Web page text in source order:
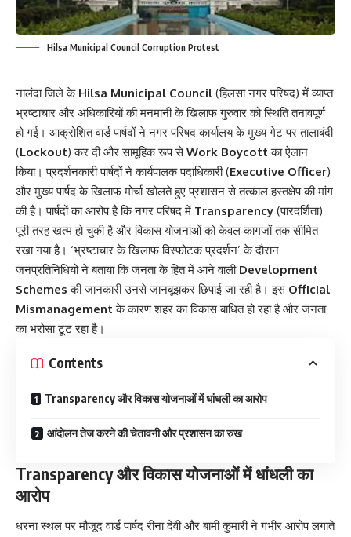
Hilsa Municipal Council Corruption Protest
नालंदा जिले के Hilsa Municipal Council (हिलसा नगर परिषद) में व्याप्त
भ्रष्टाचार और अधिकारियों की मनमानी के खिलाफ गुरुवार को स्थिति तनावपूर्ण
हो गई। आक्रोशित वार्ड पार्षदों ने नगर परिषद कार्यालय के मुख्य गेट पर तालाबंदी
(Lockout) कर दी और सामूहिक रूप सेWork Boycott का ऐलान
किया। प्रदर्शनकारी पार्षदों ने कार्यपालक पदाधिकारी (Executive Officer)
और मुख्य पार्षद के खिलाफ मोर्चा खोलते हुए प्रशासन से तत्काल हस्तक्षेप की मांग
की है। पार्षदों का आरोप है कि नगर परिषद में Transparency (पारदर्शिता)
पूरी तरह खत्म हो चुकी है और विकास योजनाओं को केवल कागजों तक सीमित
रखा गया है। ‘भ्रष्टाचार के खिलाफ विस्फोटक प्रदर्शन’ के दौरान
जनप्रतिनिधियों ने बताया कि जनता के हित में आने वाली Development
Schemes की जानकारी उनसे जानबूझकर छिपाई जा रही है। इस Official
Mismanagement के कारण शहर का विकास बाधित हो रहा है और जनता
का भरोसा टूट रहा है।
Contents
Transparency और विकास योजनाओं में धांधली का आरोप
आंदोलन तेज करने की चेतावनी और प्रशासन का रुख
Transparency और विकास योजनाओं में धांधली का
आरोप
धरना स्थल पर मौजूद वार्ड पार्षद रीना देवी और बामी कुमारी ने गंभीर आरोप लगाते